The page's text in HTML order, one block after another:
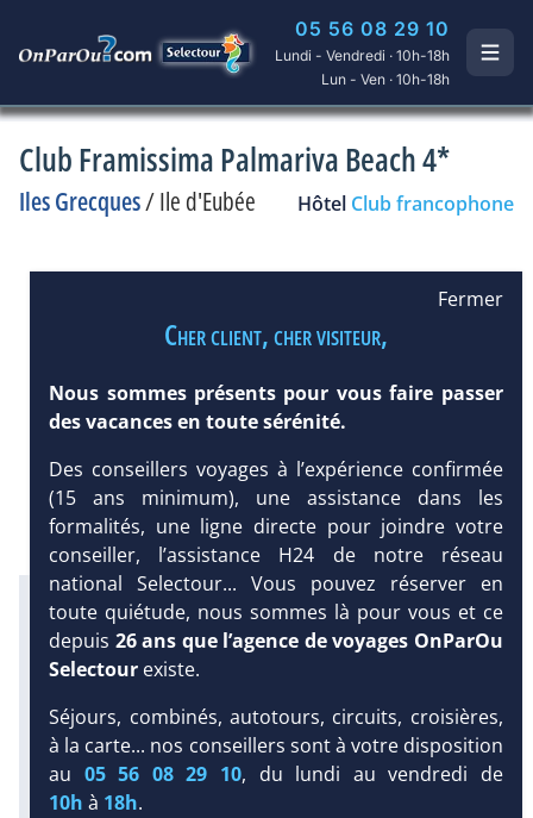
05 56 08 29 10
Lundi - Vendredi · 10h-18h
Lun - Ven · 10h-18h
Club Framissima Palmariva Beach 4*
Iles Grecques/Ile d'Eubée Hôtel Club francophone
DEVIS /
RÉSERVATION
Infos météo :
29 °C
15 mm
23 °C
Infos plages :
Dist.Distance:
< 100 m
200 m
Équipement :
274
Tx :29 % Tx :68 %
Fermer
Cher client, cher visiteur,
Nous sommes présents pour vous faire passer
des vacances en toute sérénité.
Des conseillers voyages à l’expérience confirmée
(15 ans minimum), une assistance dans les
formalités, une ligne directe pour joindre votre
conseiller, l’assistance H24 de notre réseau
national Selectour... Vous pouvez réserver en
toute quiétude, nous sommes là pour vous et ce
depuis 26 ans que l’agence de voyages OnParOu
Selectour existe.
Séjours, combinés, autotours, circuits, croisières,
à la carte... nos conseillers sont à votre disposition
au 05 56 08 29 10, du lundi au vendredi de
10h à 18h.